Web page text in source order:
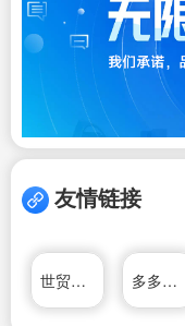
友情链接
世贸通投资移民网 多多苹果商店